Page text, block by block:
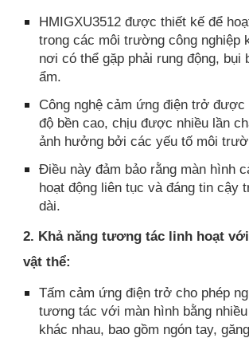
HMIGXU3512 được thiết kế để
trong các môi trường công nghiệp
nơi có thể gặp phải rung động, bụi
ẩm.
Công nghệ cảm ứng điện trở
độ bền cao, chịu được nhiều lần
ảnh hưởng bởi các yếu tố môi
Điều này đảm bảo rằng màn hình
hoạt động liên tục và đáng tin cậy
dài.
2. Khả năng tương tác linh hoạt
vật thể:
Tấm cảm ứng điện trở cho phép
tương tác với màn hình bằng
khác nhau, bao gồm ngón tay,